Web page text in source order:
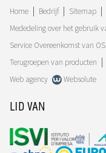
Home
Bedrijf Sitemap
Mededeling over het gebruik
Service Overeenkomst van
Terugroepen van producten
Web agency
Websolute
LID VAN